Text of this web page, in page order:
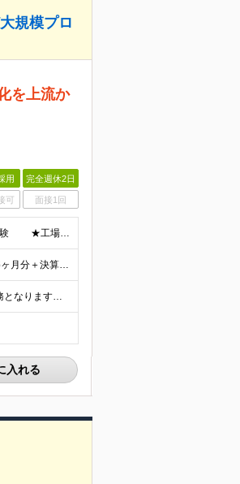
規模プロ
を上流か
用 完全週休2日
可 面接1回
＜必須条件＞ ◎以下いずれかのご経験をお持ちの方 ★工場での製造オペレーター経験 ★工場での設備管理・保全経験 ★機械・電気に関しての知見をお持ちの方 ◎高卒以上 ★食品・飲料だけ
★賞与6カ月分以上 決算賞与が支給される年もございます。 昨年度実績：賞与6ヶ月分＋決算賞与2ヶ月分 ★昇給年1回 ★住宅手当 ★転居が必要な方には、引越代の実費補助に加え、新生活支援金として20
日清食品直轄工場（関東工場・静岡工場・関西工場・滋賀工場・下関工場）での勤務となります。 【関東工場】茨城県取手市清水667-1 【静岡工場】静岡県焼津市相川17-2 【関西工場】滋賀県栗東市下鈎2
入れる